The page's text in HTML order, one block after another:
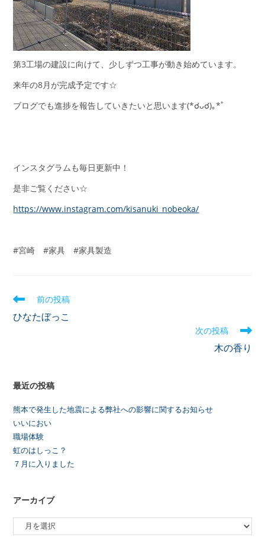
第3工場の建設に向けて、少しずつ工事が動き始めています。
来年の8月が完成予定です☆
ブログでも進捗を報告していきたいと思います(*☌ᴗ☌)｡*ﾟ
インスタグラムも毎日更新中！
是非ご覧ください☆
https://www.instagram.com/kisanuki_nobeoka/
#宮崎 #家具 #家具製造
前の投稿
ひなたぼっこ
次の投稿
木の香り
最近の投稿
熊本で発生した地震による弊社への影響に関するお知らせ
いいにおい
職場体験
虹のはしっこ？
７月に入りました
アーカイブ